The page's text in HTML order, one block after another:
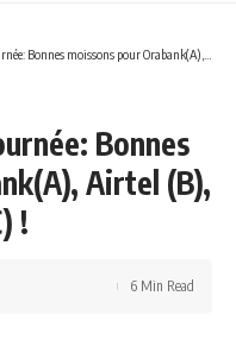
moissons pour Orabank(A), Airtel (B), Comilog et Gab’Oil (C) !
Bonnes
Airtel (B),
!
6 Min Read